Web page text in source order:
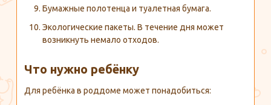
Бумажные полотенца и туалетная бумага.
Экологические пакеты. В течение дня может
возникнуть немало отходов.
Что нужно ребёнку
Для ребёнка в роддоме может понадобиться: